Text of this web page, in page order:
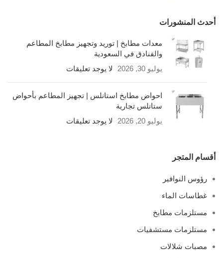
أحدث المنشورات
معدات مطابخ | توريد وتجهيز مطابخ المطاعم
والفنادق في السعودية
يوليو 30, 2026
لا يوجد تعليقات
احواض مطابخ استانلس | تجهيز المطاعم بأحواض
ستانلس تجارية
يوليو 20, 2026
لا يوجد تعليقات
أقسام المتجر
رؤوس النوافير
غطاسات الماء
مستلزمات مطابخ
مستلزمات مستشفيات
مصبات شلالات